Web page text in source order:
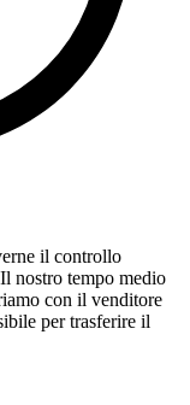
il controllo
nostro tempo medio
con il venditore
per trasferire il